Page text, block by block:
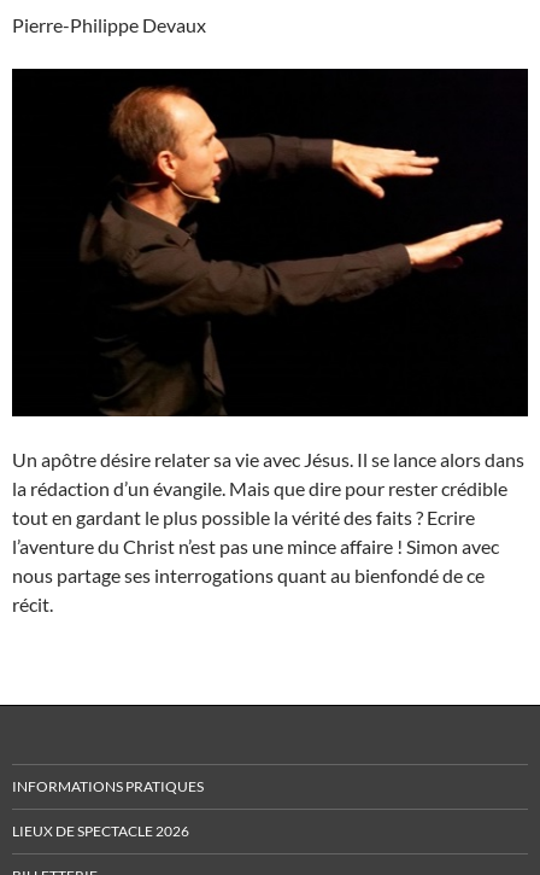
Pierre-Philippe Devaux
Un apôtre désire relater sa vie avec Jésus. Il se lance alors dans
la rédaction d’un évangile. Mais que dire pour rester crédible
tout en gardant le plus possible la vérité des faits ? Ecrire
l’aventure du Christ n’est pas une mince affaire ! Simon avec
nous partage ses interrogations quant au bienfondé de ce
récit.
INFORMATIONS PRATIQUES
LIEUX DE SPECTACLE 2026